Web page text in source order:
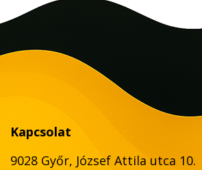
Kapcsolat
9028 Győr, József Attila utca 10.